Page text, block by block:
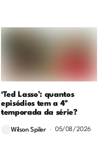
‘Ted Lasso’: quantos
episódios tem a 4ª
temporada da série?
Wilson Spiler 05/08/2026